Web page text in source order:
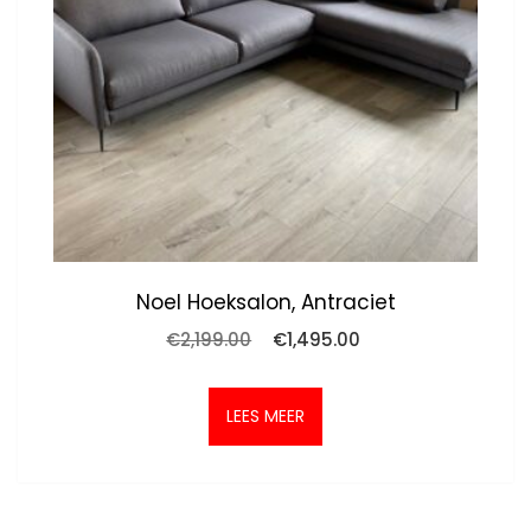
Noel Hoeksalon, Antraciet
€2,199.00
Oorspronkelijke
was:
€2,199.00.
€1,495.00
LEES MEER